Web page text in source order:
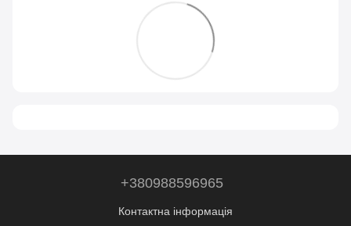
+380988596965
Контактна інформація